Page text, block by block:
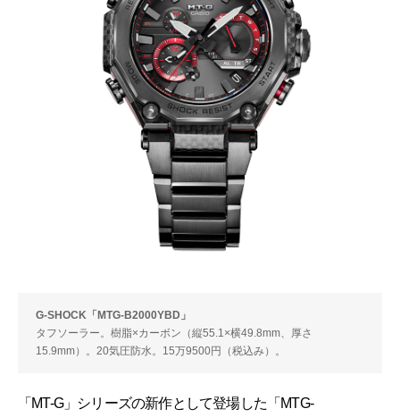
G-SHOCK「MTG-B2000YBD」
タフソーラー。樹脂×カーボン（縦55.1×横49.8mm、厚さ
15.9mm）。20気圧防水。15万9500円（税込み）。
「MT-G」シリーズの新作として登場した「MTG-